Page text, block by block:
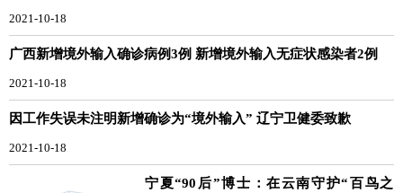
2021-10-18
广西新增境外输入确诊病例3例 新增境外输入无症状感染者2例
2021-10-18
因工作失误未注明新增确诊为“境外输入” 辽宁卫健委致歉
2021-10-18
宁夏“90后”博士：在云南守护“百鸟之